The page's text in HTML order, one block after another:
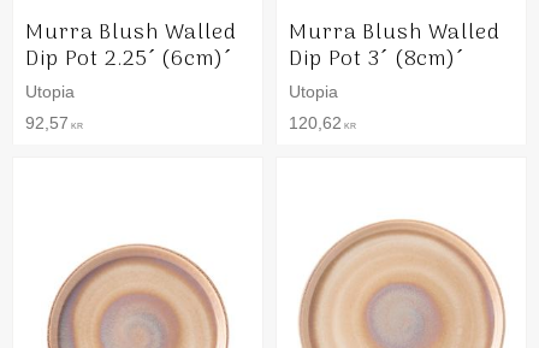
Murra Blush Walled
Dip Pot 2.25´ (6cm)´
Utopia
92,57 KR
Murra Blush Walled
Dip Pot 3´ (8cm)´
Utopia
120,62 KR